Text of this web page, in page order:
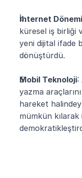
İnternet Dönemi
küresel iş birliği
yeni dijital ifade
dönüştürdü.
Mobil Teknoloji:
yazma
hareket
mümkün